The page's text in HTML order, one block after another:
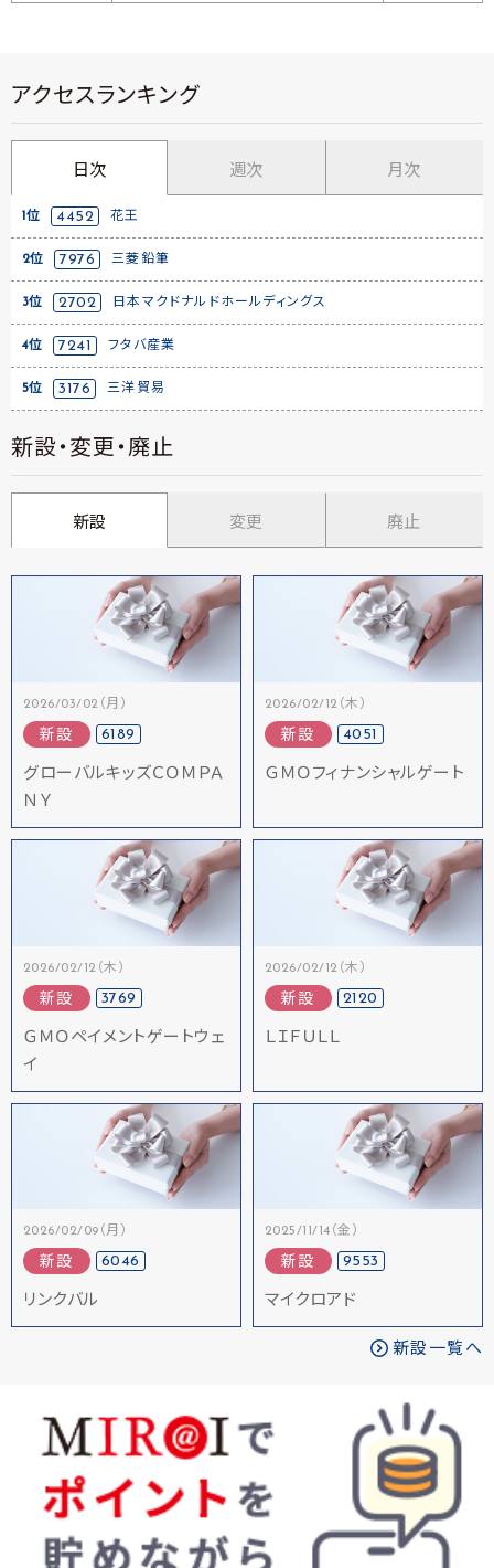
アクセスランキング
日次 週次 月次
1位 4452 花王
2位 7976 三菱鉛筆
3位 2702 日本マクドナルドホールディングス
4位 7241 フタバ産業
5位 3176 三洋貿易
新設・変更・廃止
新設 変更 廃止
2026/03/02（月）
新設 6189
グローバルキッズＣＯＭＰＡ
ＮＹ
2026/02/12（木）
新設 4051
ＧＭＯフィナンシャルゲート
2026/02/12（木）
新設 3769
ＧＭＯペイメントゲートウェ
イ
2026/02/12（木）
新設 2120
ＬＩＦＵＬＬ
2026/02/09（月）
新設 6046
リンクバル
2025/11/14（金）
新設 9553
マイクロアド
新設一覧へ